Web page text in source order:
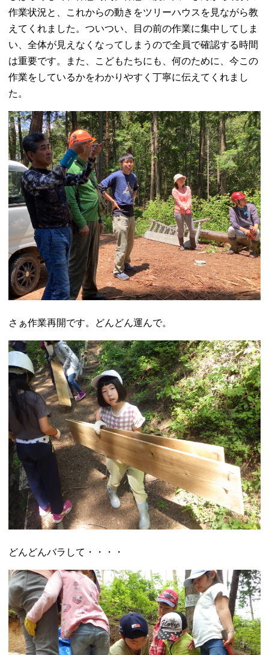
作業状況と、これからの動きをツリーハウスを見ながら教
えてくれました。ついつい、目の前の作業に集中してしま
い、全体が見えなくなってしまうので全員で確認する時間
は重要です。また、こどもたちにも、何のために、今この
作業をしているかをわかりやすく丁寧に伝えてくれまし
た。
さぁ作業再開です。どんどん運んで。
どんどんバラして・・・・